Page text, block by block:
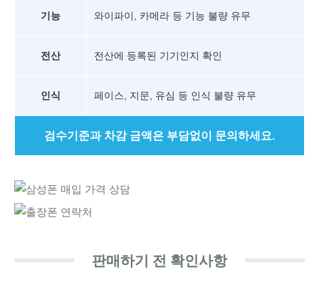
기능 와이파이, 카메라 등 기능 불량 유무
전산 전산에 등록된 기기인지 확인
인식 페이스, 지문, 유심 등 인식 불량 유무
검수기준과 차감 금액은 부담없이 문의하세요.
판매하기 전 확인사항